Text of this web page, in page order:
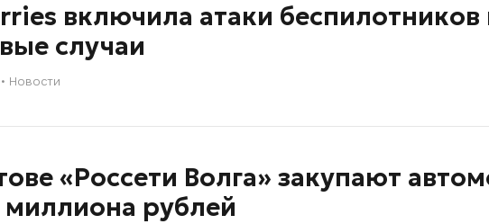
включила атаки беспилотников
случаи
Новости
«Россети Волга» закупают
миллиона рублей